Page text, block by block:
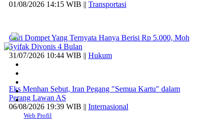
01/08/2026 14:15 WIB || Transportasi
Curi Dompet Yang Ternyata Hanya Berisi Rp 5.000, Moh
Syifak Divonis 4 Bulan
31/07/2026 10:44 WIB || Hukum
Eks Menhan Sebut, Iran Pegang "Semua Kartu" dalam
Perang Lawan AS
06/08/2026 19:39 WIB || Internasional
Web Profil